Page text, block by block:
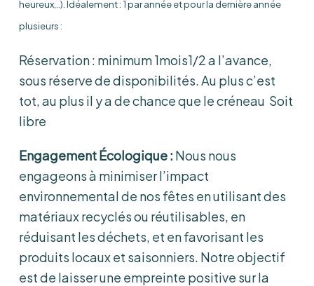
heureux,..). Idéalement : 1 par année et pour la dernière année
plusieurs :
Réservation : minimum 1mois1/2 a l’avance,
sous réserve de disponibilités. Au plus c’est
tot, au plus il y a de chance que le créneau Soit
libre
Engagement Écologique : Nous nous
engageons à minimiser l’impact
environnemental de nos fêtes en utilisant des
matériaux recyclés ou réutilisables, en
réduisant les déchets, et en favorisant les
produits locaux et saisonniers. Notre objectif
est de laisser une empreinte positive sur la